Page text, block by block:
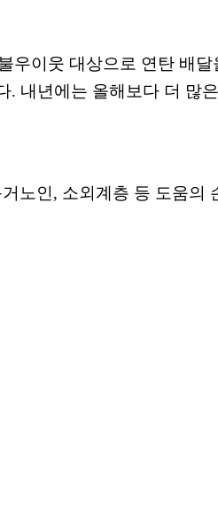
우이웃 대상으로 연탄 배
. 내년에는 올해보다 더 많
노인, 소외계층 등 도움의